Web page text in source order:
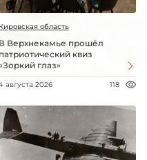
Кировская область
В Верхнекамье прошёл
патриотический квиз
глаз»
августа 2026 118